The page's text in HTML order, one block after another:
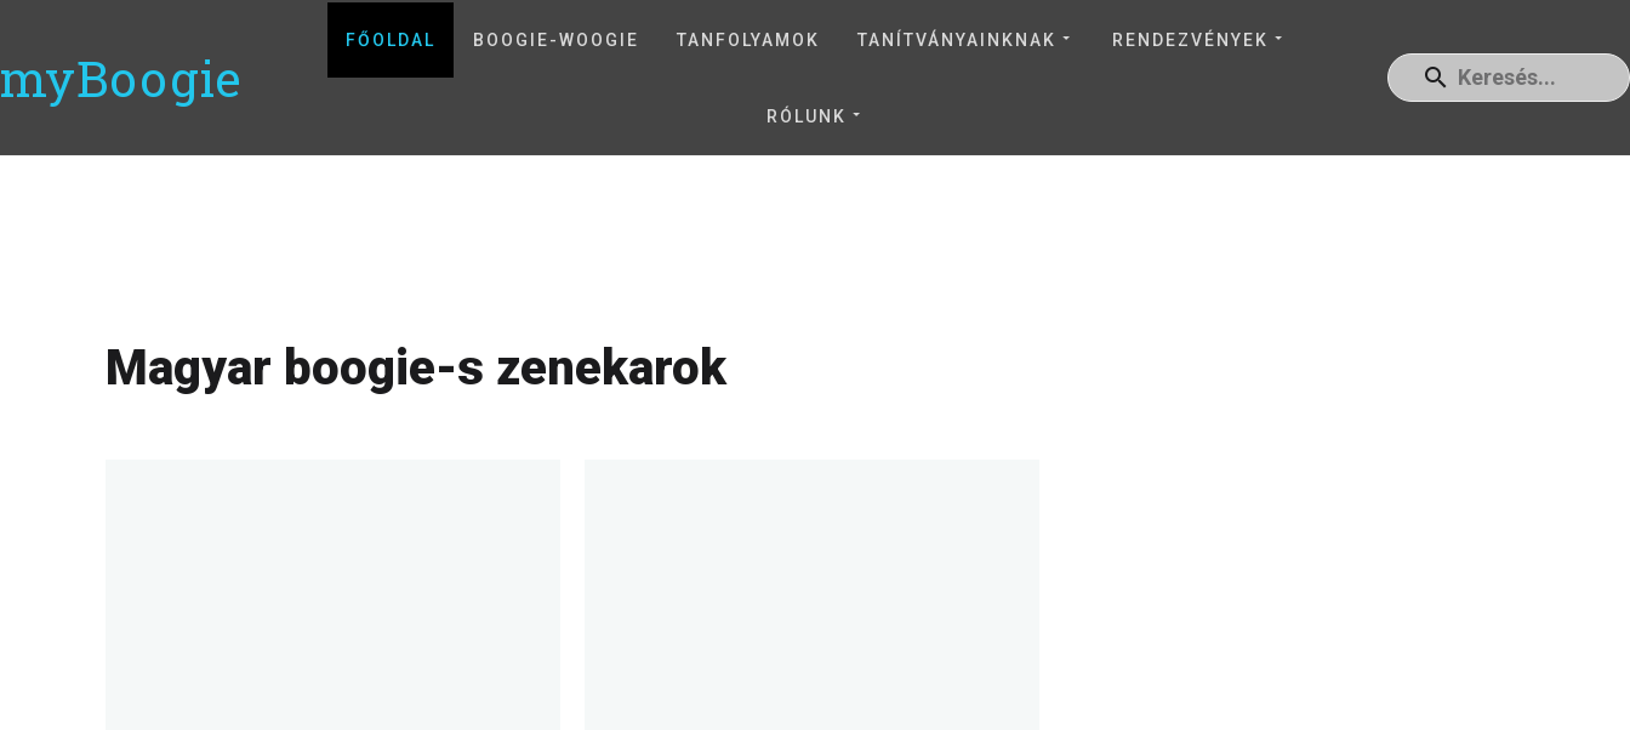
myBoogie
FŐOLDAL BOOGIE-WOOGIE TANFOLYAMOK TANÍTVÁNYAINKNAK RENDEZVÉNYEK
RÓLUNK
Magyar boogie-s zenekarok